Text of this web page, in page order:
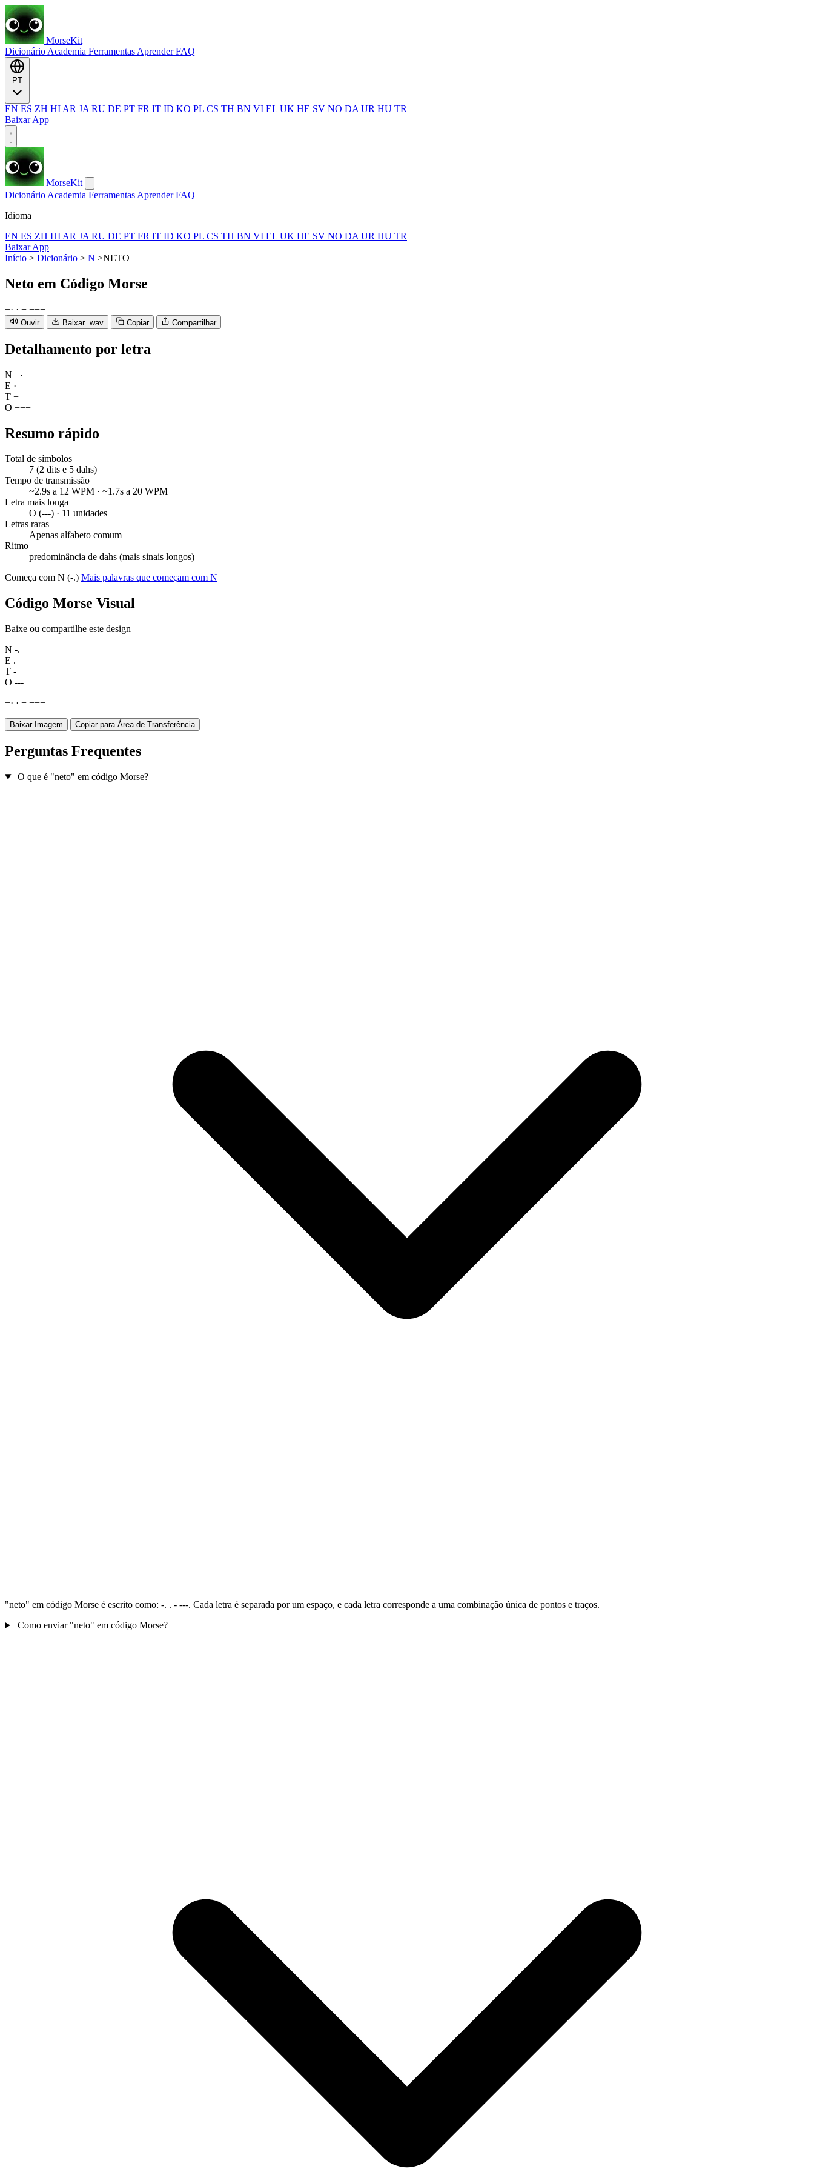
MorseKit
Dicionário Academia Ferramentas AprenderFAQ
EN ES ZH HI AR JA RU DE PT FR IT ID KO PL CS TH BN VI EL UK HE SV NO DA UR HU TR
Baixar App
MorseKit
Dicionário Academia Ferramentas AprenderFAQ
Idioma
EN ES ZH HI AR JA RU DE PT FR IT ID KO PL CS TH BN VI EL UK HE SV NO DA UR HU TR
Baixar App
Início > Dicionário > N >NETO
Neto em Código Morse
−· · − −−−
Ouvir Baixar .wav Copiar Compartilhar
Detalhamento por letra
N −·
E ·
T −
O −−−
Resumo rápido
Total de símbolos
7 (2 dits e 5 dahs)
Tempo de transmissão
~2.9s a 12 WPM · ~1.7s a 20 WPM
Letra mais longa
O (---) · 11 unidades
Letras raras
Apenas alfabeto comum
Ritmo
predominância de dahs (mais sinais longos)
Começa com N (-.) Mais palavras que começam com N
Código Morse Visual
Baixe ou compartilhe este design
N -.
E .
T -
O ---
−· · − −−−
Baixar Imagem Copiar para Área de Transferência
Perguntas Frequentes
O que é "neto" em código Morse?
"neto" em código Morse é escrito como: -. . - ---. Cada letra é separada por um espaço, e cada letra corresponde a uma combinação única de pontos e traços.
Como enviar "neto" em código Morse?